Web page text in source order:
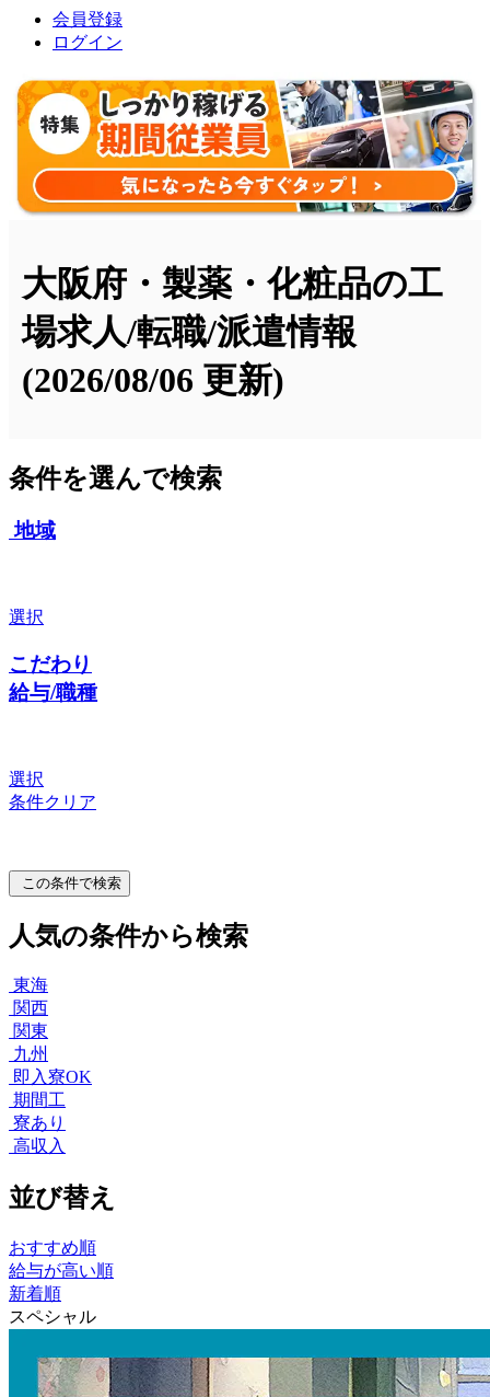
会員登録
ログイン
大阪府・製薬・化粧品の工
場求人/転職/派遣情報
(2026/08/06 更新)
条件を選んで検索
地域
選択
こだわり
給与/職種
選択
条件クリア
この条件で検索
人気の条件から検索
東海
関西
関東
九州
即入寮OK
期間工
寮あり
高収入
並び替え
おすすめ順
給与が高い順
新着順
スペシャル